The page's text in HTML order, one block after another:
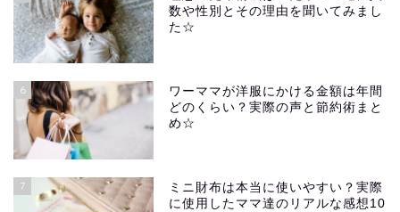
数や性別とその理由を聞いてみまし
た☆
6
ワーママが洋服にかける金額は年間
どのくらい？実際の声と節約術まと
め☆
7
ミニ財布は本当に使いやすい？実際
に使用したママ達のリアルな感想10